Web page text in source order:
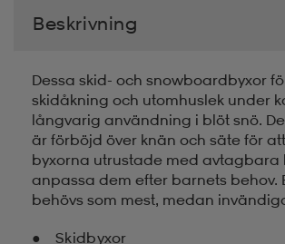
Beskrivning
Dessa skid- och snowboardbyxor
skidåkning och utomhuslek under
långvarig användning i blöt snö.
är förböjd över knän och säte för
byxorna utrustade med avtagbara
anpassa dem efter barnets
behövs som mest, medan
Skidbyxor